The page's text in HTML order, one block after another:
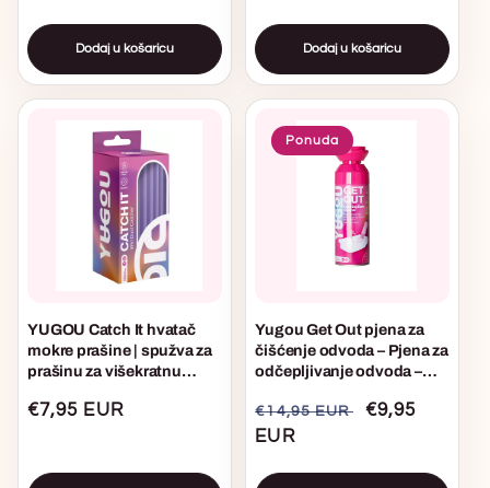
Dodaj u košaricu Dodaj u košaricu
YUGOU Catch It hvatač
mokre prašine | spužva za
prašinu za višekratnu
Uobičajena
€7,95 EUR
Ponuda
Yugou Get Out pjena za
čišćenje odvoda – Pjena za
odčepljivanje odvoda –
tuš i kadu – Uklanja kosu,
masnoću i začepljenja
Uobičajena
cijena
€14,95 EUR
Akcijska
€9,95
EUR